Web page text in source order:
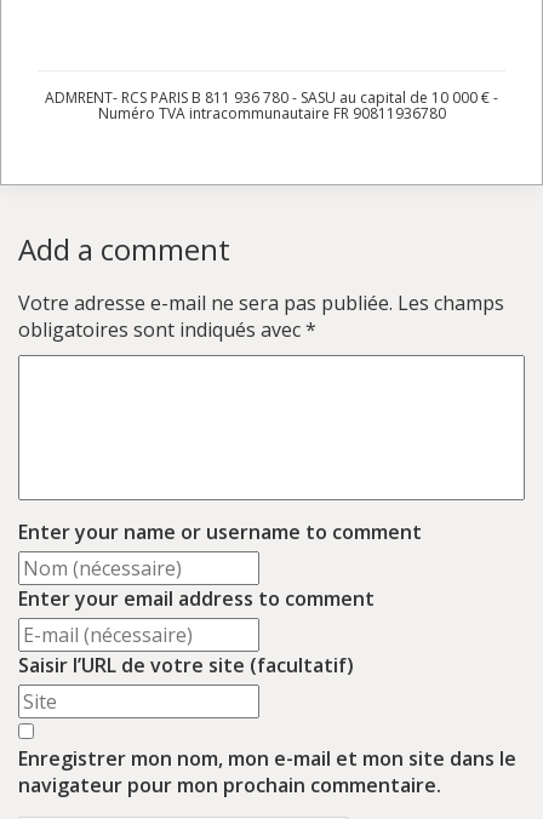
ADMRENT- RCS PARIS B 811 936 780 - SASU au capital de 10 000 € -
Numéro TVA intracommunautaire FR 90811936780
Add a comment
Votre adresse e-mail ne sera pas publiée. Les champs
obligatoires sont indiqués avec*
Enter your name or username to comment
Enter your email address to comment
Saisir l’URL de votre site (facultatif)
Enregistrer mon nom, mon e-mail et mon site dans le
navigateur pour mon prochain commentaire.